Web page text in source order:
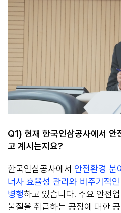
Q1) 현재 한국인삼공사에서 안
고 계시는지요?
한국인삼공사에서 안전환경 분
너사 효율성 관리와 비주기적
병행하고 있습니다. 주요 안전
물질을 취급하는 공정에 대한